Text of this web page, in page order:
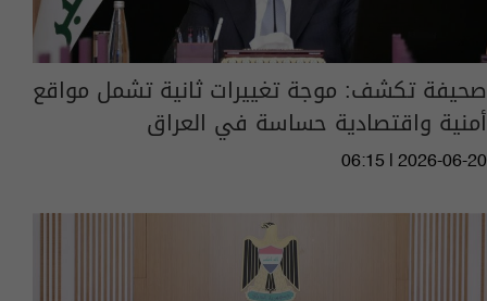
صحيفة تكشف: موجة تغييرات ثانية تشمل مواقع
أمنية واقتصادية حساسة في العراق
06:15 | 2026-06-20